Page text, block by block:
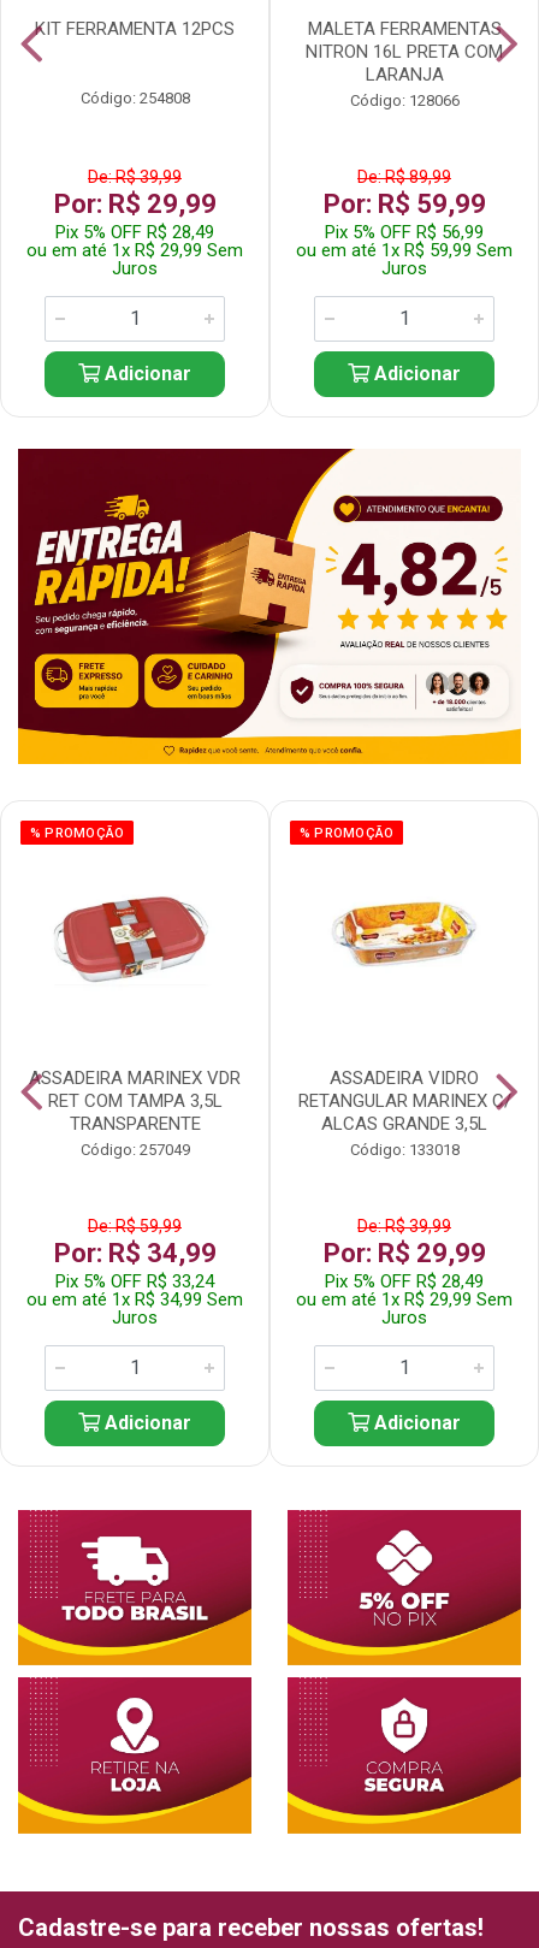
KIT FERRAMENTA 12PCS
Código: 254808
De: R$ 39,99
Por: R$ 29,99
Pix 5% OFF R$ 28,49
ou em até 1x R$ 29,99 Sem
Juros
Adicionar
MALETA FERRAMENTAS
NITRON 16L PRETA COM
LARANJA
Código: 128066
De: R$ 89,99
Por: R$ 59,99
Pix 5% OFF R$ 56,99
ou em até 1x R$ 59,99 Sem
Juros
Adicionar
% PROMOÇÃO
ASSADEIRA MARINEX VDR
RET COM TAMPA 3,5L
TRANSPARENTE
Código: 257049
De: R$ 59,99
Por: R$ 34,99
Pix 5% OFF R$ 33,24
ou em até 1x R$ 34,99 Sem
Juros
Adicionar
% PROMOÇÃO
ASSADEIRA VIDRO
RETANGULAR MARINEX C/
ALCAS GRANDE 3,5L
Código: 133018
De: R$ 39,99
Por: R$ 29,99
Pix 5% OFF R$ 28,49
ou em até 1x R$ 29,99 Sem
Juros
Adicionar
Cadastre-se para receber nossas ofertas!